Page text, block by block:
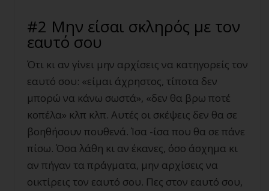
#2 Μην είσαι σκληρός με τον
εαυτό σου
Ότι κι αν γίνει μην αρχίσεις να κατηγορείς τον
εαυτό σου: «είμαι άχρηστος, τίποτα δεν
μπορώ να κάνω σωστά», «δεν θα βρω ποτέ
κοπέλα» κλπ κλπ. Αυτές οι σκέψεις δεν θα σε
βοηθήσουν πουθενά. Ίσα -ίσα που θα σε πάνε
πίσω. Όσα λάθη κι αν έκανες, όσο άσχημα κι
αν πήγαν τα πράγματα, μην αρχίσεις να
οικτίρεις τον εαυτό σου. Πες στον εαυτό σου,